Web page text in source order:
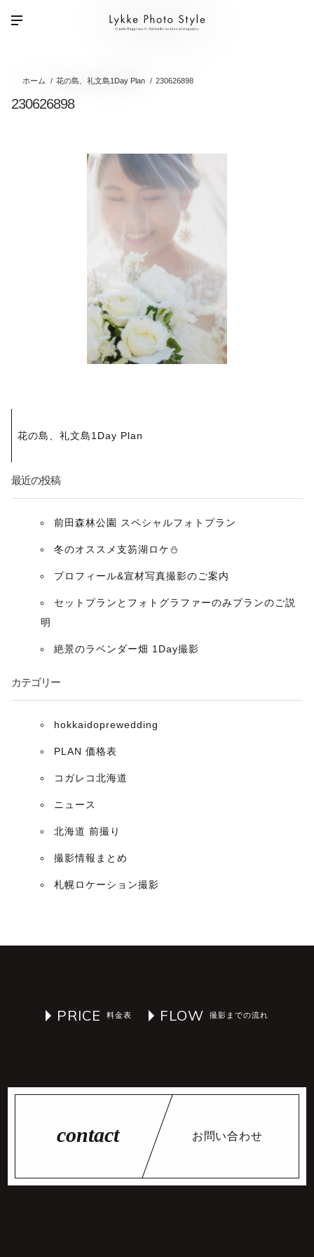
ホーム 花の島、礼文島1Day Plan 230626898
230626898
投
稿
ナ
ン
花の島、礼文島1Day Plan
最近の投稿
前田森林公園 スペシャルフォトプラン
冬のオススメ支笏湖ロケ⛄️
プロフィール&宣材写真撮影のご案内
セットプランとフォトグラファーのみプランのご説
明
絶景のラベンダー畑 1Day撮影
カテゴリー
hokkaidoprewedding
PLAN 価格表
コガレコ北海道
ニュース
北海道 前撮り
撮影情報まとめ
札幌ロケーション撮影
PRICE FLOW
お問い合わせ